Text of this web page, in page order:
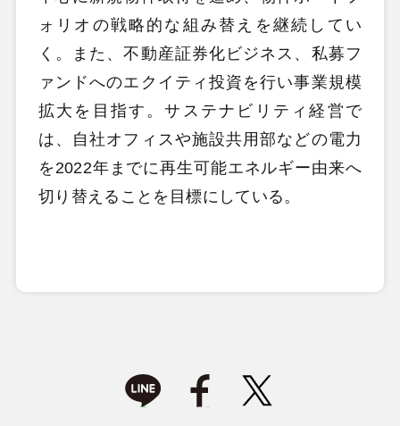
ォリオの戦略的な組み替えを継続してい
く。また、不動産証券化ビジネス、私募フ
ァンドへのエクイティ投資を行い事業規模
拡大を目指す。サステナビリティ経営で
は、自社オフィスや施設共用部などの電力
を2022年までに再生可能エネルギー由来へ
切り替えることを目標にしている。